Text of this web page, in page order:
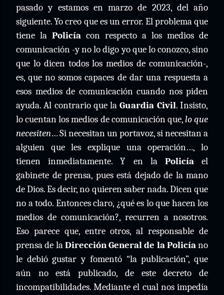
pasado y estamos en marzo de 2023, del año
siguiente. Yo creo que es un error. El problema que
tiene la Policía con respecto a los medios de
comunicación -y no lo digo yo que lo conozco, sino
que lo dicen todos los medios de comunicación-,
es, que no somos capaces de dar una respuesta a
esos medios de comunicación cuando nos piden
ayuda. Al contrario que laGuardia Civil. Insisto,
lo cuentan los medios de comunicación que, lo que
necesiten… Si necesitan un portavoz, si necesitan a
alguien que les explique una operación…, lo
tienen inmediatamente. Y en la Policíael
gabinete de prensa, pues está dejado de la mano
de Dios. Es decir, no quieren saber nada. Dicen que
no a todo. Entonces claro, ¿qué es lo que hacen los
medios de comunicación?, recurren a nosotros.
Eso parece que, entre otros, al responsable de
prensa de laDirección General de la Policíano
le debió gustar y fomentó “la publicación”, que
aún no está publicado, de este decreto de
incompatibilidades. Mediante el cual nos impedía